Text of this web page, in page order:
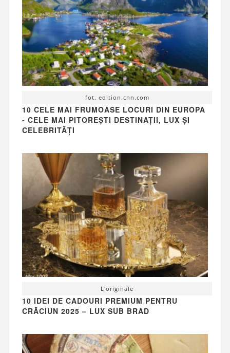
fot. edition.cnn.com
10 CELE MAI FRUMOASE LOCURI DIN EUROPA
- CELE MAI PITOREȘTI DESTINAȚII, LUX ȘI
CELEBRITĂȚI
L'originale
10 IDEI DE CADOURI PREMIUM PENTRU
CRĂCIUN 2025 – LUX SUB BRAD